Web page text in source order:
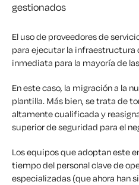
gestionados
El uso de proveedores de
para ejecutar la infraestructura
inmediata para la mayoría de
En este caso, la migración a la
plantilla. Más bien, se trata de
altamente cualificada y
superior de seguridad para el
Los equipos que adoptan este
tiempo del personal clave de
especializadas (que ahora han